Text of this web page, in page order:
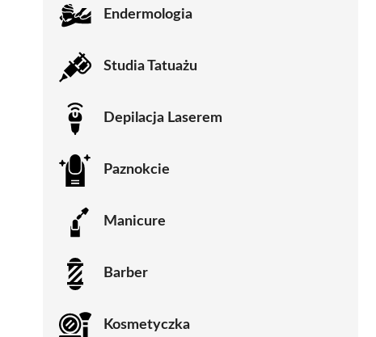
Endermologia
Studia Tatuażu
Depilacja Laserem
Paznokcie
Manicure
Barber
Kosmetyczka